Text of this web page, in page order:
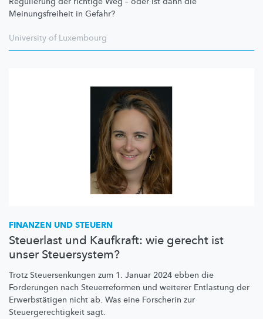
Meinungsfreiheit in Gefahr?
University of Luxembourg
FINANZEN UND STEUERN
Steuerlast und Kaufkraft: wie gerecht ist
unser Steuersystem?
Trotz Steuersenkungen zum 1. Januar 2024 ebben die
Forderungen nach Steuerreformen und weiterer Entlastung der
Erwerbstätigen nicht ab. Was eine Forscherin zur
Steuergerechtigkeit sagt.